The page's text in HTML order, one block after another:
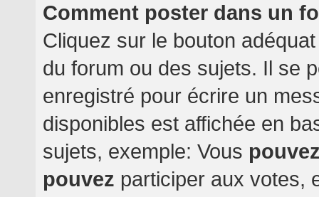
Comment poster dans un
Cliquez sur le bouton
du forum ou des sujets. Il se
enregistré pour écrire un
disponibles est affichée en
sujets, exemple: Vous
pouvez participer aux votes,